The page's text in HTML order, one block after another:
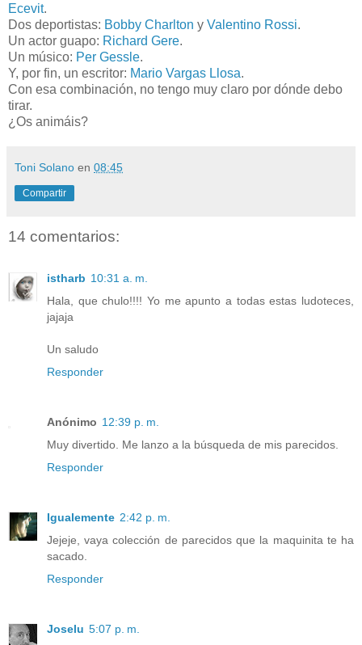
Ecevit.
Dos deportistas: Bobby Charlton y Valentino Rossi.
Un actor guapo: Richard Gere.
Un músico: Per Gessle.
Y, por fin, un escritor: Mario Vargas Llosa.
Con esa combinación, no tengo muy claro por dónde debo
tirar.
¿Os animáis?
Toni Solano en 08:45
Compartir
14 comentarios:
istharb 10:31 a. m.
Hala, que chulo!!!! Yo me apunto a todas estas ludoteces,
jajaja
Un saludo
Responder
Anónimo 12:39 p. m.
Muy divertido. Me lanzo a la búsqueda de mis parecidos.
Responder
Igualemente 2:42 p. m.
Jejeje, vaya colección de parecidos que la maquinita te ha
sacado.
Responder
Joselu 5:07 p. m.